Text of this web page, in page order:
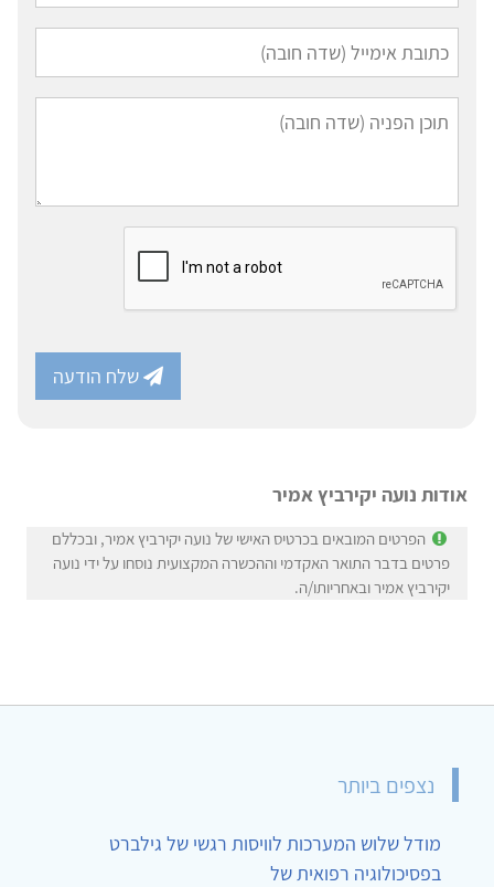
שלח הודעה
אודות נועה יקירביץ אמיר
הפרטים המובאים בכרטיס האישי של נועה יקירביץ אמיר, ובכללם
פרטים בדבר התואר האקדמי וההכשרה המקצועית נוסחו על ידי נועה
יקירביץ אמיר ובאחריותו/ה.
נצפים ביותר
מודל שלוש המערכות לוויסות רגשי של גילברט
בפסיכולוגיה רפואית של